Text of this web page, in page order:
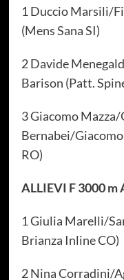
1 Duccio Marsili/
(Mens Sana SI)
2 Davide
Barison (Patt.
3 Giacomo
Bernabei/
RO)
ALLIEVI F 3000 m
1 Giulia Marelli/
Brianza Inline CO)
2 Nina Corradini/